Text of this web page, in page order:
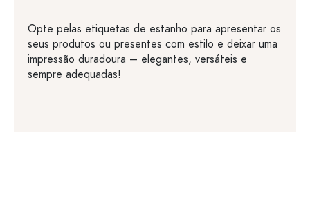
Opte pelas etiquetas de estanho para apresentar os
seus produtos ou presentes com estilo e deixar uma
impressão duradoura – elegantes, versáteis e
sempre adequadas!